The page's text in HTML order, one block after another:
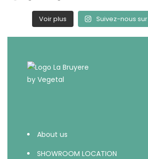
Voir plus Suivez-nous
About us
SHOWROOM LOCATION